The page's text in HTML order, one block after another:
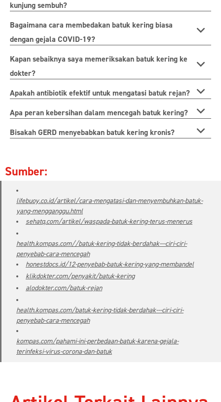
kunjung sembuh?
Bagaimana cara membedakan batuk kering biasa
dengan gejala COVID-19?
Kapan sebaiknya saya memeriksakan batuk kering ke
dokter?
Apakah antibiotik efektif untuk mengatasi batuk rejan?
Apa peran kebersihan dalam mencegah batuk kering?
Bisakah GERD menyebabkan batuk kering kronis?
Sumber:
lifebuoy.co.id/artikel/cara-mengatasi-dan-menyembuhkan-batuk-
yang-mengganggu.html
sehatq.com/artikel/waspada-batuk-kering-terus-menerus
health.kompas.com//batuk-kering-tidak-berdahak---ciri-ciri-
penyebab-cara-mencegah
honestdocs.id/12-penyebab-batuk-kering-yang-membandel
klikdokter.com/penyakit/batuk-kering
alodokter.com/batuk-rejan
health.kompas.com/batuk-kering-tidak-berdahak---ciri-ciri-
penyebab-cara-mencegah
kompas.com/pahami-ini-perbedaan-batuk-karena-gejala-
terinfeksi-virus-corona-dan-batuk